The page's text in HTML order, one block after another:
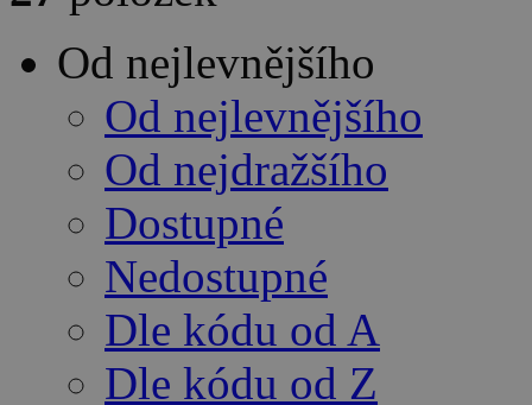
Od nejlevnějšího
Od nejlevnějšího
Od nejdražšího
Dostupné
Nedostupné
Dle kódu od A
Dle kódu od Z